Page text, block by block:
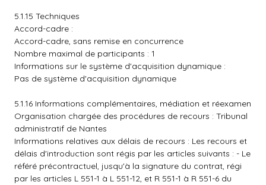
5.1.15 Techniques
Accord-cadre :
Accord-cadre, sans remise en concurrence
Nombre maximal de participants : 1
Informations sur le système d'acquisition dynamique :
Pas de système d'acquisition dynamique
5.1.16 Informations complémentaires, médiation et réexamen
Organisation chargée des procédures de recours : Tribunal
administratif de Nantes
Informations relatives aux délais de recours : Les recours et
délais d'introduction sont régis par les articles suivants : - Le
référé précontractuel, jusqu'à la signature du contrat, régi
par les articles L 551-1 à L 551-12, et R 551-1 à R 551-6 du